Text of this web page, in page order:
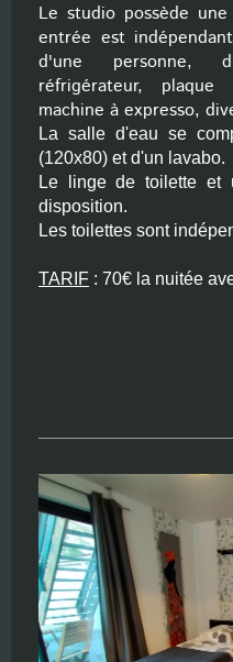
Le studio possède
entrée est
d'une personne,
réfrigérateur,
machine à expresso,
La salle d'eau se
(120x80) et d'un lavabo.
Le linge de toilette
disposition.
Les toilettes sont
TARIF : 70€ la nuitée